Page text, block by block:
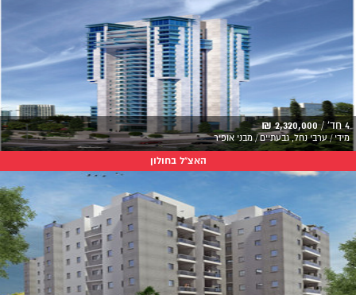
4 חד' / 2,320,000 ₪
מידי / ערבי נחל, גבעתיים / מבני אופיר
האצ"ל בחולון